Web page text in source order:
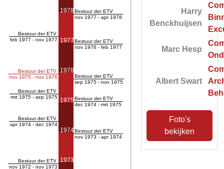
Harry
Benckhuijsen
Marc Hesp
Albert Swart
Foto's
bekijken
Bestuur der ETV
feb 1977 - nov 1977
Bestuur der ETV
nov 1975 - nov 1976
Bestuur der ETV
mrt 1975 - sep 1975
Bestuur der ETV
apr 1974 - dec 1974
Bestuur der ETV
nov 1972 - nov 1973
1978
1977
1976
1975
1974
1973
Bestuur der ETV
nov 1977 - apr 1978
Bestuur der ETV
nov 1976 - feb 1977
Bestuur der ETV
sep 1975 - nov 1975
Bestuur der ETV
dec 1974 - mrt 1975
Bestuur der ETV
nov 1973 - apr 1974